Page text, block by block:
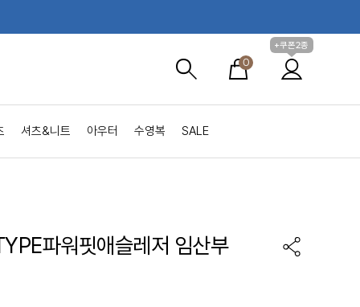
0
+쿠폰2종
셔츠&니트 아우터 수영복 SALE
파워핏애슬레저 임산부